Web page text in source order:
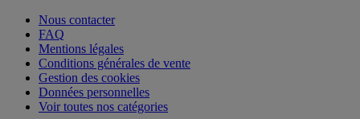
Nous contacter
FAQ
Mentions légales
Conditions générales de vente
Gestion des cookies
Données personnelles
Voir toutes nos catégories